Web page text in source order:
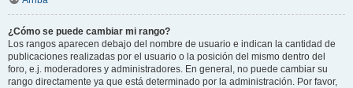
¿Cómo se puede cambiar mi rango?
Los rangos aparecen debajo del nombre de usuario e indican la cantidad de
publicaciones realizadas por el usuario o la posición del mismo dentro del
foro, e.j. moderadores y administradores. En general, no puede cambiar su
rango directamente ya que está determinado por la administración. Por favor,